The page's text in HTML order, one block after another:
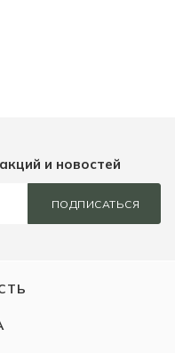
и новостей
ПОДПИСАТЬСЯ